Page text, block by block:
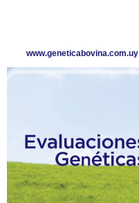
www.geneticabovina.com.uy